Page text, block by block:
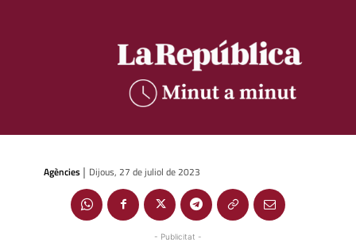
Agències | Dijous, 27 de juliol de 2023
- Publicitat -